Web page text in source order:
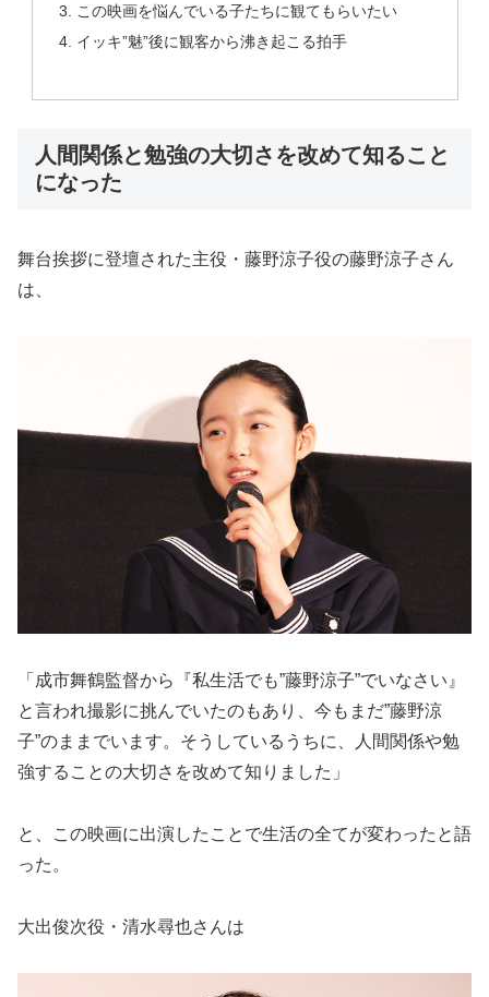
この映画を悩んでいる子たちに観てもらいたい
イッキ”魅”後に観客から沸き起こる拍手
人間関係と勉強の大切さを改めて知ること
になった
舞台挨拶に登壇された主役・藤野涼子役の藤野涼子さん
は、
「成市舞鶴監督から『私生活でも”藤野涼子”でいなさい』
と言われ撮影に挑んでいたのもあり、今もまだ”藤野涼
子”のままでいます。そうしているうちに、人間関係や勉
強することの大切さを改めて知りました」
と、この映画に出演したことで生活の全てが変わったと語
った。
大出俊次役・清水尋也さんは